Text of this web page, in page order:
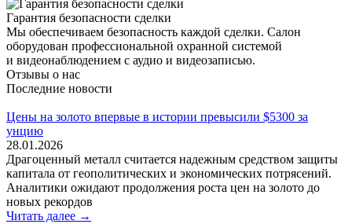
Гарантия безопасности сделки
Мы обеспечиваем безопасность каждой сделки. Салон
оборудован профессиональной охранной системой
и видеонаблюдением с аудио и видеозаписью.
Отзывы о нас
Последние новости
Цены на золото впервые в истории превысили $5300 за
унцию
28.01.2026
Драгоценный металл считается надежным средством защиты
капитала от геополитических и экономических потрясений.
Аналитики ожидают продолжения роста цен на золото до
новых рекордов
Читать далее →